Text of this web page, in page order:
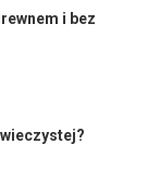
i bez